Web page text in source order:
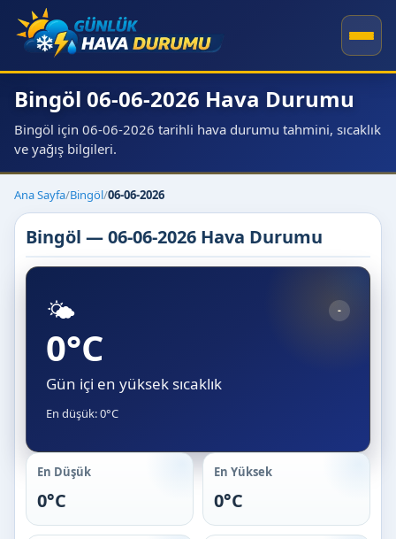
Bingöl 06-06-2026 Hava Durumu
Bingöl için 06-06-2026 tarihli hava durumu tahmini, sıcaklık
ve yağış bilgileri.
Ana Sayfa/Bingöl/06-06-2026
Bingöl — 06-06-2026 Hava Durumu
🌤️ -
0°C
Gün içi en yüksek sıcaklık
En düşük: 0°C
En Düşük
0°C
En Yüksek
0°C